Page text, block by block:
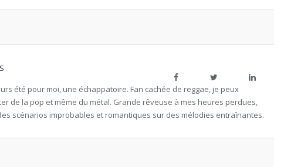
Facebook LinkedIn
été pour moi, une échappatoire. Fan cachée de reggae, je peux
de la pop et même du métal. Grande rêveuse à mes heures perdues,
scénarios improbables et romantiques sur des mélodies entraînantes.